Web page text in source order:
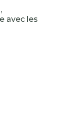
,
avec les